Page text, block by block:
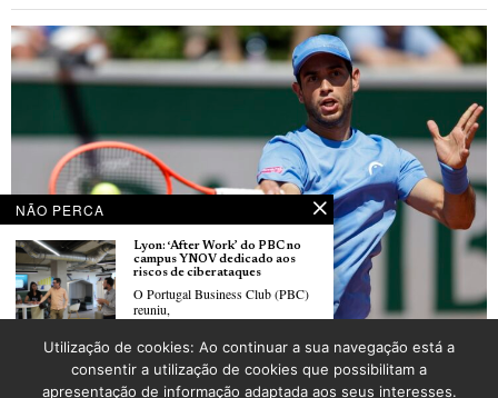
Roland Garros: Nuno Borges eliminado por Andrey Rublev na terceira ronda
_LUSOJORNAL
NÃO PERCA
Lyon: ‘After Work’ do PBC no
campus YNOV dedicado aos
riscos de ciberataques
O Portugal Business Club (PBC)
reuniu,
Trois talents d’origine portugaise
distingués dans le classement
Choiseul Hauts-de-France
Utilização de cookies: Ao continuar a sua navegação está a
consentir a utilização de cookies que possibilitam a
apresentação de informação adaptada aos seus interesses.